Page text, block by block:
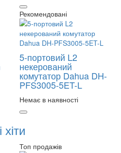
Рекомендовані
5-портовий L2
некерований
комутатор Dahua DH-
PFS3005-5ET-L
Немає в наявності
хіти
Топ продажів